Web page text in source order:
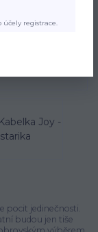
pocit jedinečnosti.
budou jen tiše
účely registrace.